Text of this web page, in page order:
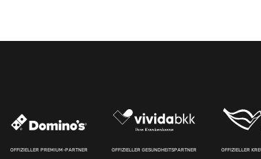
OFFIZIELLER PREMIUM-PARTNER OFFIZIELLER GESUNDHEITSPARTNER OFFIZIELLER